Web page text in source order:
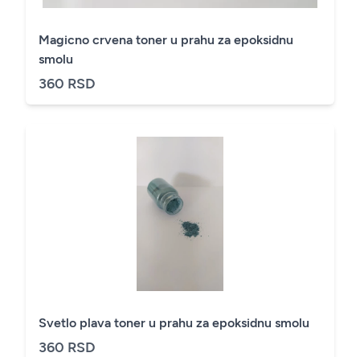
Magicno crvena toner u prahu za epoksidnu
smolu
360 RSD
Svetlo plava toner u prahu za epoksidnu smolu
360 RSD